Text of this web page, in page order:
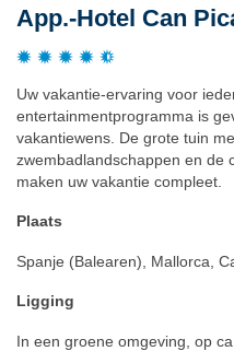
App.-Hotel Can
Uw vakantie-ervaring voor
entertainmentprogramma is
vakantiewens. De grote tuin
zwembadlandschappen en de
maken uw vakantie compleet.
Plaats
Spanje (Balearen), Mallorca,
Ligging
In een groene omgeving, op